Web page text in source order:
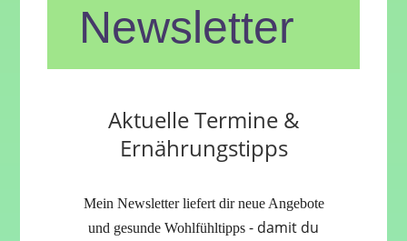
Newsletter
Aktuelle Termine &
Ernährungstipps
Mein Newsletter liefert dir neue Angebote
und gesunde Wohlfühltipps - damit du